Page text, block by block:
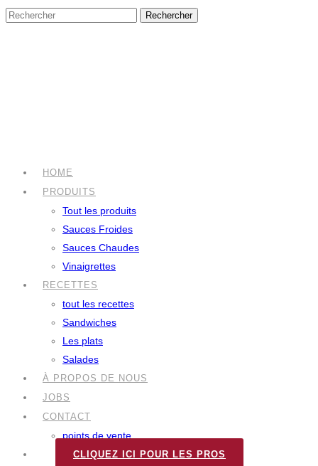
HOME
PRODUITS
Tout les produits
Sauces Froides
Sauces Chaudes
Vinaigrettes
RECETTES
tout les recettes
Sandwiches
Les plats
Salades
À PROPOS DE NOUS
JOBS
CONTACT
points de vente
CLIQUEZ ICI POUR LES PROS